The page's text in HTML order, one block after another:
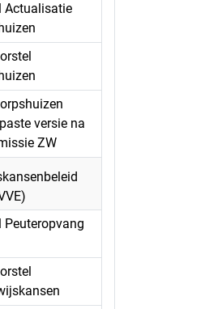
Actualisatie
versie na
ZW
Peuteropvang